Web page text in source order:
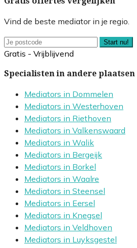
Vind de beste mediator in je regio.
Start nu!
Gratis - Vrijblijvend
Specialisten in andere plaatsen
Mediators in Dommelen
Mediators in Westerhoven
Mediators in Riethoven
Mediators in Valkenswaard
Mediators in Walik
Mediators in Bergeijk
Mediators in Borkel
Mediators in Waalre
Mediators in Steensel
Mediators in Eersel
Mediators in Knegsel
Mediators in Veldhoven
Mediators in Luyksgestel